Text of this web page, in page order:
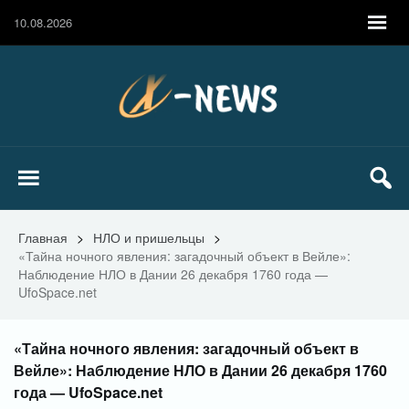
10.08.2026
Главная > НЛО и пришельцы >
«Тайна ночного явления: загадочный объект в Вейле»:
Наблюдение НЛО в Дании 26 декабря 1760 года —
UfoSpace.net
«Тайна ночного явления: загадочный объект в
Вейле»: Наблюдение НЛО в Дании 26 декабря 1760
года — UfoSpace.net